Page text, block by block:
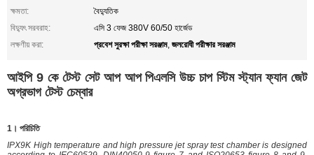
ক্ষমতা:
বৈদ্যুতিক
বিদ্যুৎ সরবরাহ:
এসি 3 ফেজ 380V 60/50 হার্জেড
লক্ষণীয় করা:
প্রবেশ সুরক্ষা পরীক্ষা সরঞ্জাম, জলরোধী পরীক্ষার সরঞ্জাম
আইপি 9 কে টেস্ট সেট আপ আপ পিএলসি উচ্চ চাপ স্টিম স্ট্যান ফ্যান জেট
অগ্রভাগ টেস্ট চেম্বার
1। পরিচিতি
IPX9K High temperature and high pressure jet spray test chamber is designed